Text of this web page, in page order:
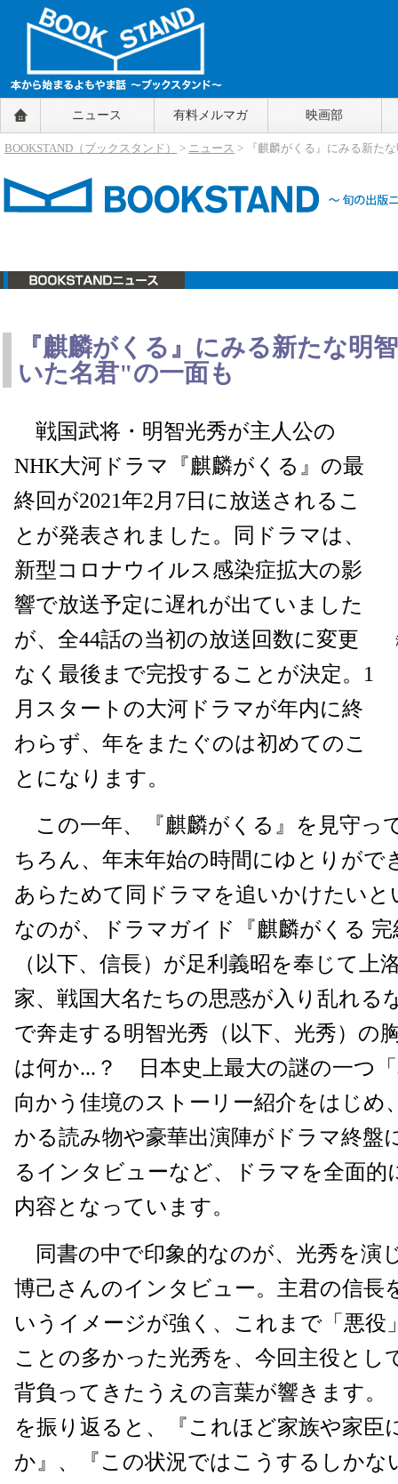
BOOKSTAND（ブックスタンド）
～本から始まるよもやま話～
BOOKSTAND（ブ
ニュース 有料メルマガ 映画部
BOOKSTAND（ブックスタンド） > ニュース > 『麒麟がくる』にみる新た
『麒麟がくる』にみる新たな明
いた名君"の一面も
戦国武将・明智光秀が主人公の
NHK大河ドラマ『麒麟がくる』の最
終回が2021年2月7日に放送されるこ
とが発表されました。同ドラマは、
新型コロナウイルス感染症拡大の影
響で放送予定に遅れが出ていました
が、全44話の当初の放送回数に変更
なく最後まで完投することが決定。1
月スタートの大河ドラマが年内に終
わらず、年をまたぐのは初めてのこ
とになります。
この一年、『麒麟がくる』を見守っ
ちろん、年末年始の時間にゆとりがで
あらためて同ドラマを追いかけたい
なのが、ドラマガイド『麒麟がくる 完
（以下、信長）が足利義昭を奉じて上
家、戦国大名たちの思惑が入り乱れる
で奔走する明智光秀（以下、光秀）の
は何か...？ 日本史上最大の謎の一つ
向かう佳境のストーリー紹介をはじめ
かる読み物や豪華出演陣がドラマ終盤
るインタビューなど、ドラマを全面的
内容となっています。
同書の中で印象的なのが、光秀を演
博己さんのインタビュー。主君の信長
いうイメージが強く、これまで「悪役
ことの多かった光秀を、今回主役とし
背負ってきたうえの言葉が響きます。
を振り返ると、『これほど家族や家臣
か』、『この状況ではこうするしかな